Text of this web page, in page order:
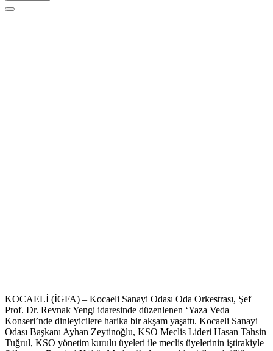
KOCAELİ (İGFA) – Kocaeli Sanayi Odası Oda Orkestrası, Şef
Prof. Dr. Revnak Yengi idaresinde düzenlenen ‘Yaza Veda
Konseri’nde dinleyicilere harika bir akşam yaşattı. Kocaeli Sanayi
Odası Başkanı Ayhan Zeytinoğlu, KSO Meclis Lideri Hasan Tahsin
Tuğrul, KSO yönetim kurulu üyeleri ile meclis üyelerinin iştirakiyle